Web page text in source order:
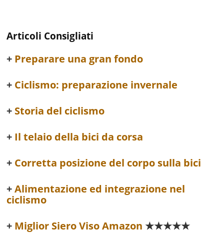
Articoli Consigliati
Preparare una gran fondo
Ciclismo: preparazione invernale
Storia del ciclismo
Il telaio della bici da corsa
Corretta posizione del corpo sulla bici
Alimentazione ed integrazione nel
ciclismo
Miglior Siero Viso Amazon ★★★★★